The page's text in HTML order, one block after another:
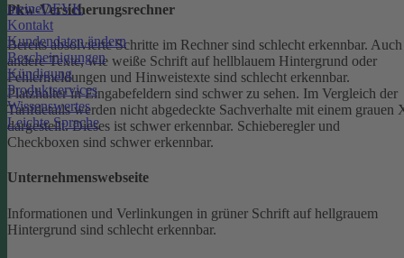
meineDEVK
Kontakt
Kundendaten ändern
Bescheinigungen
Kündigung
Produktservices
Wissenswertes
Leichte Sprache
Pkw-Versicherungsrechner
Bereits absolvierte Schritte im Rechner sind schlecht erkennbar. Auch
andere Texte, wie weiße Schrift auf hellblauem Hintergrund oder
Fehlermeldungen und Hinweistexte sind schlecht erkennbar.
Platzhalter in Eingabefeldern sind schwer zu sehen. Im Vergleich der
Tarifdetails werden nicht abgedeckte Sachverhalte mit einem grauen
dargestellt. Dieses ist schwer erkennbar. Schieberegler und
Checkboxen sind schwer erkennbar.
Unternehmenswebseite
Informationen und Verlinkungen in grüner Schrift auf hellgrauem
Hintergrund sind schlecht erkennbar.